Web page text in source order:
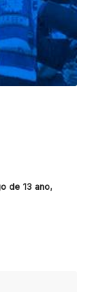
de 13 ano,